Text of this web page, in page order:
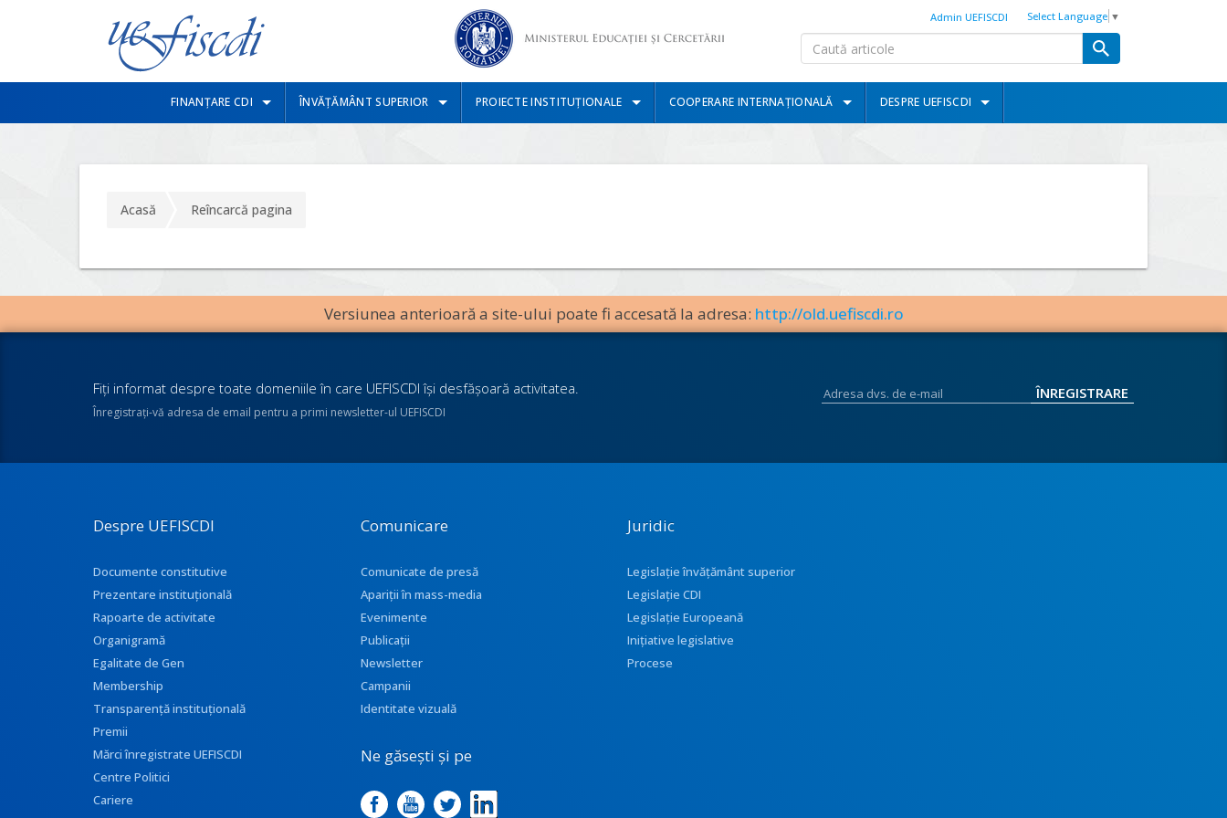
Select Language ▼
Admin UEFISCDI
FINANȚARE CDI ÎNVĂȚĂMÂNT SUPERIOR PROIECTE INSTITUȚIONALE COOPERARE INTERNAȚIONALĂ DESPRE UEFISCDI
Acasă Reîncarcă pagina
Versiunea anterioară a site-ului poate fi accesată la adresa: http://old.uefiscdi.ro
Fiţi informat despre toate domeniile în care UEFISCDI îşi desfăşoară activitatea.
Înregistraţi-vă adresa de email pentru a primi newsletter-ul UEFISCDI
Despre UEFISCDI
Documente constitutive
Prezentare instituţională
Rapoarte de activitate
Organigramă
Egalitate de Gen
Membership
Transparenţă instituţională
Premii
Mărci înregistrate UEFISCDI
Centre Politici
Cariere
Comunicare
Comunicate de presă
Apariţii în mass-media
Evenimente
Publicații
Newsletter
Campanii
Identitate vizuală
Ne găsești și pe
Juridic
Legislație învățământ superior
Legislație CDI
Legislație Europeană
Inițiative legislative
Procese